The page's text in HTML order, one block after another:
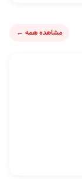
مشاهده همه ←